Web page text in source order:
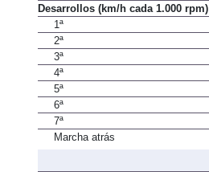
Desarrollos (km/h cada 1.000 rpm)
1ª
2ª
3ª
4ª
5ª
6ª
7ª
Marcha atrás